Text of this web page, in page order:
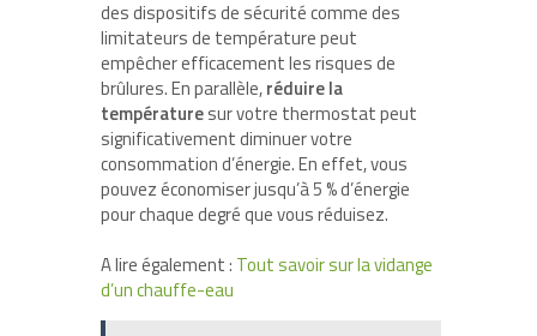
des dispositifs de sécurité comme des
limitateurs de température peut
empêcher efficacement les risques de
brûlures. En parallèle,réduire la
températuresur votre thermostat peut
significativement diminuer votre
consommation d’énergie. En effet, vous
pouvez économiser jusqu’à 5 % d’énergie
pour chaque degré que vous réduisez.
A lire également : Tout savoir sur la vidange
d’un chauffe-eau